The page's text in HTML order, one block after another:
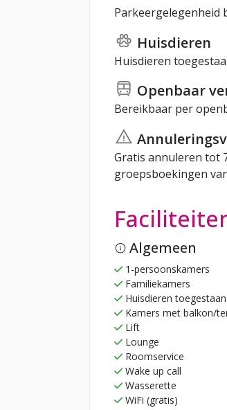
Parkeergelegenheid
Huisdieren
Huisdieren
Openbaar
Bereikbaar per
Gratis annuleren tot
groepsboekingen
Algemeen
1-persoonskamers
Familiekamers
Huisdieren toegestaan
Kamers met balkon/
Lift
Lounge
Roomservice
Wake up call
Wasserette
WiFi (gratis)